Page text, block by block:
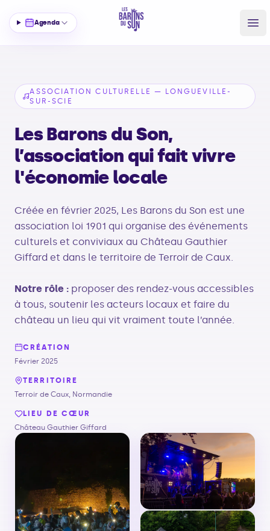
Agenda Accueil — Les Barons du Son
ASSOCIATION CULTURELLE — LONGUEVILLE-
SUR-SCIE
Les Barons du Son,
l’association qui fait vivre
l'économie locale
Créée en février 2025, Les Barons du Son est une
association loi 1901 qui organise des événements
culturels et conviviaux au Château Gauthier
Giffard et dans le territoire de Terroir de Caux.
Notre rôle : proposer des rendez-vous accessibles
à tous, soutenir les acteurs locaux et faire du
château un lieu qui vit vraiment toute l’année.
CRÉATION
Février 2025
TERRITOIRE
Terroir de Caux, Normandie
LIEU DE CŒUR
Château Gauthier Giffard